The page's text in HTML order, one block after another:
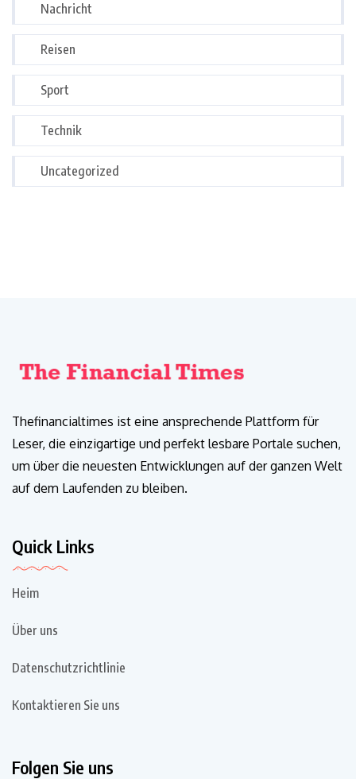
Nachricht
Reisen
Sport
Technik
Uncategorized
Thefinancialtimes ist eine ansprechende Plattform für
Leser, die einzigartige und perfekt lesbare Portale suchen,
um über die neuesten Entwicklungen auf der ganzen Welt
auf dem Laufenden zu bleiben.
Quick Links
Heim
Über uns
Datenschutzrichtlinie
Kontaktieren Sie uns
Folgen Sie uns